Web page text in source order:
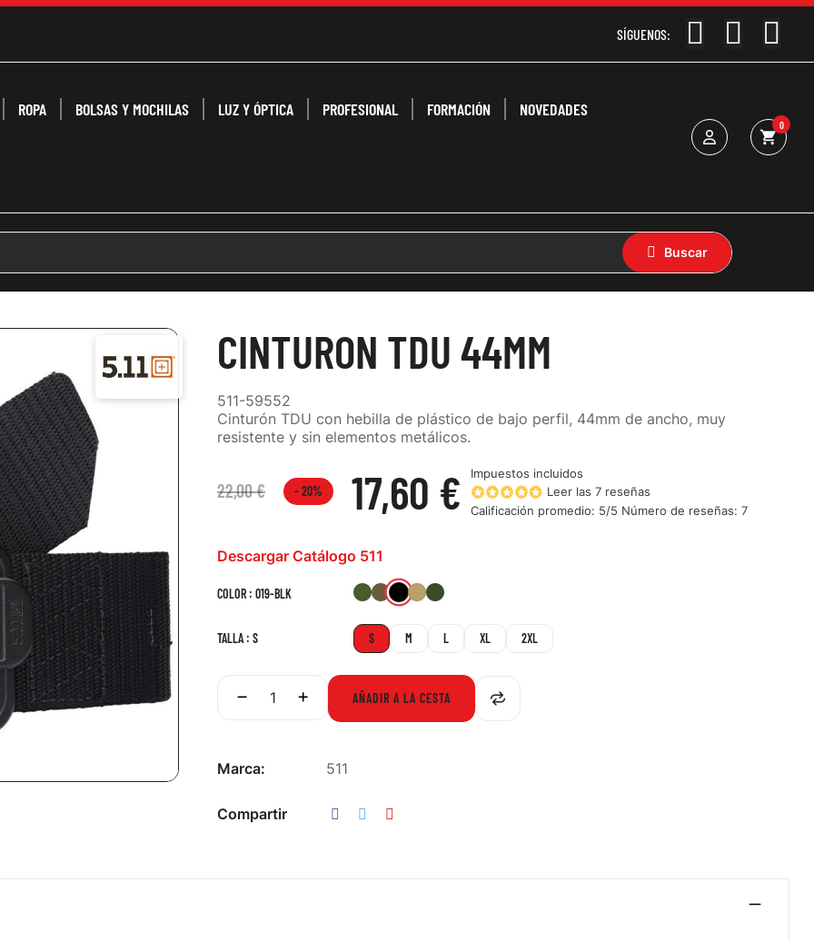
SÍGUENOS:
ROPA BOLSAS Y MOCHILAS LUZ Y ÓPTICA PROFESIONAL FORMACIÓN NOVEDADES
shopping_cart
0
CINTURON TDU 44MM
511-59552
Cinturón TDU con hebilla de plástico de bajo perfil, 44mm de ancho, muy
resistente y sin elementos metálicos.
22,00 € 17,60 €
- 20%
Impuestos incluidos
Leer las 7 reseñas
Calificación promedio: 5/5 Número de reseñas: 7
Descargar Catálogo 511
COLOR : 019-BLK
186-
RGN
134-
KNG
019-120-190-
TALLA : S
S M L XL 2XL
AÑADIR A LA CESTA
Marca: 511
Compartir